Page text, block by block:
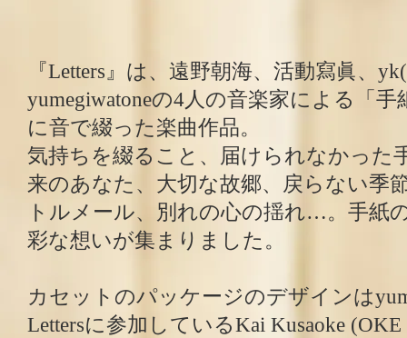
『Letters』は、遠野朝海、活動寫眞、
yumegiwatoneの4人の音楽家による「
に音で綴った楽曲作品。
気持ちを綴ること、届けられなかった
来のあなた、大切な故郷、戻らない季
トルメール、別れの心の揺れ…。手紙
彩な想いが集まりました。
カセットのパッケージのデザインは
Lettersに参加しているKai Kusaoke